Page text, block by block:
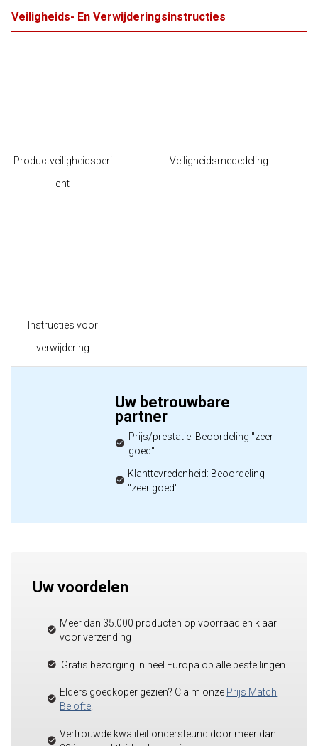
Veiligheids- En Verwijderingsinstructies
Productveiligheidsberi
cht
Veiligheidsmededeling
Instructies voor
verwijdering
Uw betrouwbare
partner
Prijs/prestatie: Beoordeling "zeer
goed"
Klanttevredenheid: Beoordeling
"zeer goed"
Uw voordelen
Meer dan 35.000 producten op voorraad en klaar
voor verzending
Gratis bezorging in heel Europa op alle bestellingen
Elders goedkoper gezien? Claim onze Prijs Match
Belofte!
Vertrouwde kwaliteit ondersteund door meer dan